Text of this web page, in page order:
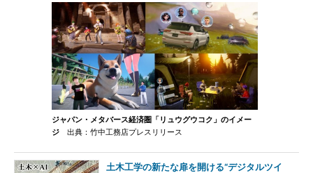
ジャパン・メタバース経済圏「リュウグウコク」のイメー
ジ 出典：竹中工務店プレスリリース
土木工学の新たな扉を開ける“デジタルツイ